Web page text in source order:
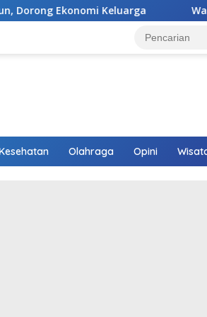
Wakil Bupati Malaka
Olahraga Opini